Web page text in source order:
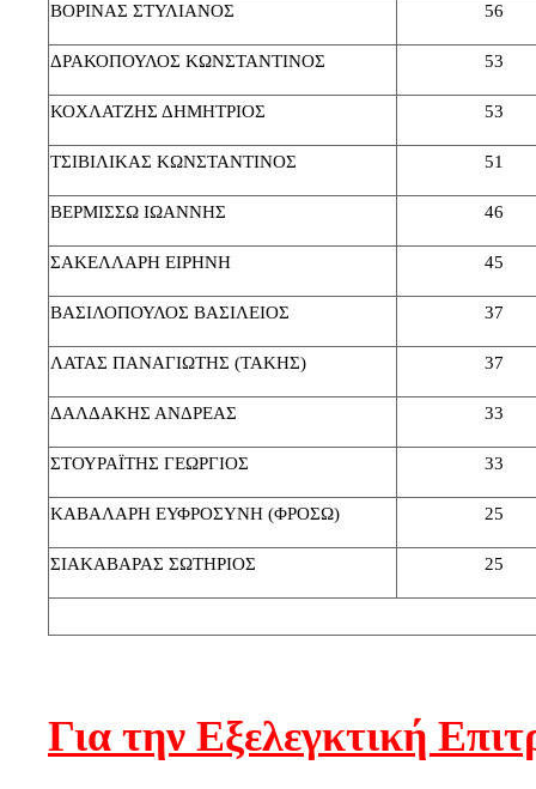
ΒΟΡΙΝΑΣ ΣΤΥΛΙΑΝΟΣ 56
ΔΡΑΚΟΠΟΥΛΟΣ ΚΩΝΣΤΑΝΤΙΝΟΣ 53
ΚΟΧΛΑΤΖΗΣ ΔΗΜΗΤΡΙΟΣ 53
ΤΣΙΒΙΛΙΚΑΣ ΚΩΝΣΤΑΝΤΙΝΟΣ 51
ΒΕΡΜΙΣΣΩ ΙΩΑΝΝΗΣ 46
ΣΑΚΕΛΛΑΡΗ ΕΙΡΗΝΗ 45
ΒΑΣΙΛΟΠΟΥΛΟΣ ΒΑΣΙΛΕΙΟΣ 37
ΛΑΤΑΣ ΠΑΝΑΓΙΩΤΗΣ (ΤΑΚΗΣ) 37
ΔΑΛΔΑΚΗΣ ΑΝΔΡΕΑΣ 33
ΣΤΟΥΡΑΪΤΗΣ ΓΕΩΡΓΙΟΣ 33
ΚΑΒΑΛΑΡΗ ΕΥΦΡΟΣΥΝΗ (ΦΡΟΣΩ) 25
ΣΙΑΚΑΒΑΡΑΣ ΣΩΤΗΡΙΟΣ 25
Για την Εξελεγκτική